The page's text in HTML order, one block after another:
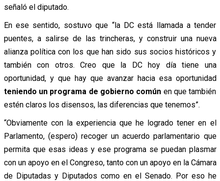
señaló el diputado.
En ese sentido, sostuvo que “la DC está llamada a tender
puentes, a salirse de las trincheras, y construir una nueva
alianza política con los que han sido sus socios históricos y
también con otros. Creo que la DC hoy día tiene una
oportunidad, y que hay que avanzar hacia esa oportunidad
teniendo un programa de gobierno común en que también
estén claros los disensos, las diferencias que tenemos”.
“Obviamente con la experiencia que he logrado tener en el
Parlamento, (espero) recoger un acuerdo parlamentario que
permita que esas ideas y ese programa se puedan plasmar
con un apoyo en el Congreso, tanto con un apoyo en la Cámara
de Diputadas y Diputados como en el Senado. Por eso he